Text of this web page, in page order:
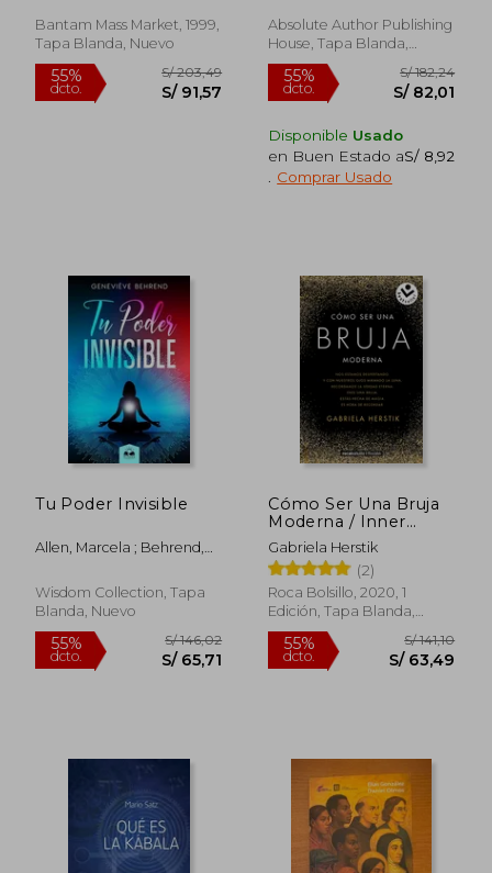
55% S/ 218,40 55%
dcto.
Bantam Mass Market, 1999,
Tapa Blanda, Nuevo
Absolute Author Publishing
House, Tapa Blanda,
Nuevo
Disponible Usado
en Buen Estado aS/ 8,92
Comprar Usado
Tu Poder Invisible
Allen, Marcela ; Behrend,
Wisdom Collection, Tapa
Blanda, Nuevo
Cómo Ser Una Bruja
Moderna / Inner
Witch. a Modern
Guide to the Ancient
Craft
Gabriela Herstik
(2)
Roca Bolsillo, 2020, 1
Edición, Tapa Blanda,
Nuevo